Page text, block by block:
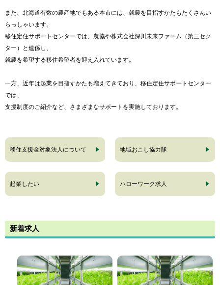
また、北海道有数の農産地でもある本市には、就農を目指すかたもたくさんい
らっしゃいます。
移住定住サポートセンターでは、農協や株式会社深川未来ファーム（第三セク
ター）と連係し、
就農を希望する移住希望者を迎え入れています。
一方、近年は起業を目指すかたも増えてきており、移住定住サポートセンター
では、
支援制度のご紹介など、さまざまなサポートを実施しております。
移住支援金対象法人について 地域おこし協力隊
起業したい ハローワーク求人
新着求人